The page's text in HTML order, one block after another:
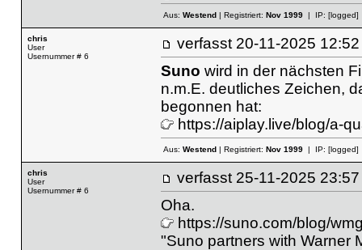
Aus: Westend| Registriert: Nov 1999| IP: [logged]
chris
User
Usernummer # 6
verfasst 20-11-2025
Suno wird in der nächsten
n.m.E. deutliches Zeichen,
begonnen hat:
https://aiplay.live/blog/a-
Aus: Westend| Registriert: Nov 1999| IP: [logged]
chris
User
Usernummer # 6
verfasst 25-11-2025
Oha.
https://suno.com/blog/
"Suno partners with Warner